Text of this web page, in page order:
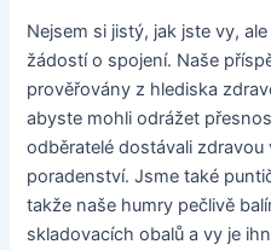
Nejsem si jistý, jak jste vy,
žádostí o spojení. Naše
prověřovány z hlediska
abyste mohli odrážet
odběratelé dostávali
poradenství. Jsme také
takže naše humry pečlivě
skladovacích obalů a vy je